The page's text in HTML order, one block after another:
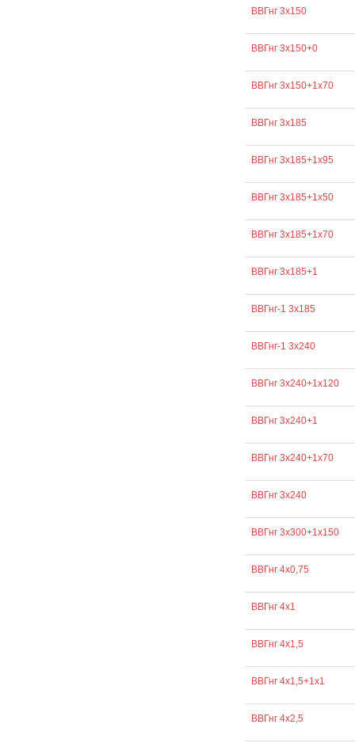
ВВГнг 3х150
ВВГнг 3х150+0
ВВГнг 3х150+1х70
ВВГнг 3х185
ВВГнг 3х185+1х95
ВВГнг 3х185+1х50
ВВГнг 3х185+1х70
ВВГнг 3х185+1
ВВГнг-1 3х185
ВВГнг-1 3х240
ВВГнг 3х240+1х120
ВВГнг 3х240+1
ВВГнг 3х240+1х70
ВВГнг 3х240
ВВГнг 3х300+1х150
ВВГнг 4х0,75
ВВГнг 4х1
ВВГнг 4х1,5
ВВГнг 4х1,5+1х1
ВВГнг 4х2,5